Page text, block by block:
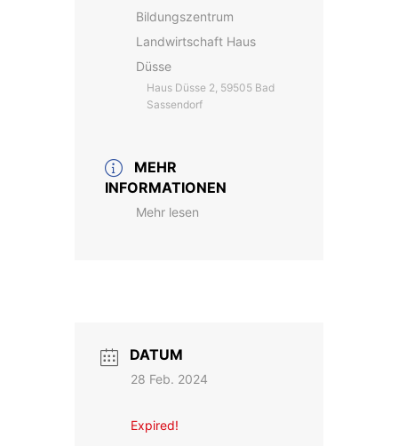
Bildungszentrum
Landwirtschaft Haus
Düsse
Haus Düsse 2, 59505 Bad
Sassendorf
MEHR
INFORMATIONEN
Mehr lesen
DATUM
28 Feb. 2024
Expired!